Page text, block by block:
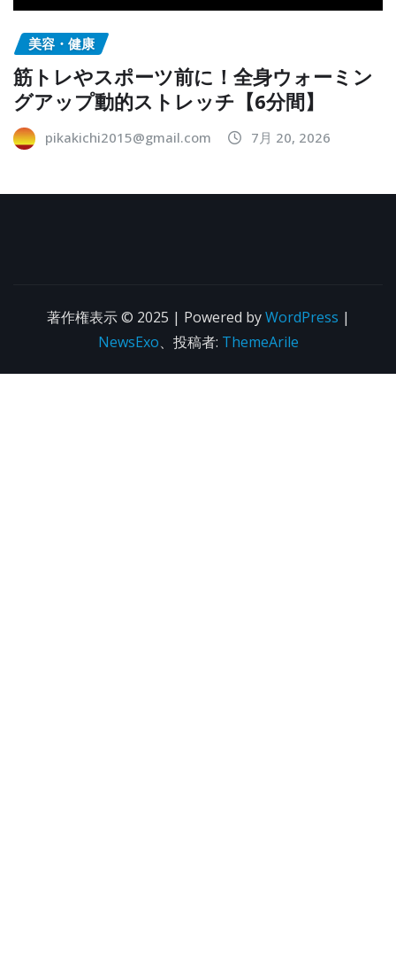
美容・健康
筋トレやスポーツ前に！全身ウォーミン
グアップ動的ストレッチ【6分間】
pikakichi2015@gmail.com 7月 20, 2026
著作権表示 © 2025 | Powered byWordPress |
NewsExo、投稿者: ThemeArile